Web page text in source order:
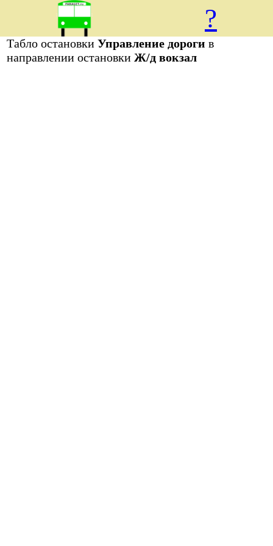
?
Табло остановкиУправление дорогив
направлении остановкиЖ/д вокзал